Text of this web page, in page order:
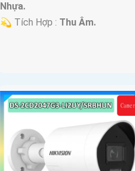
Nhựa.
️💫 Tích Hợp : Thu Âm.